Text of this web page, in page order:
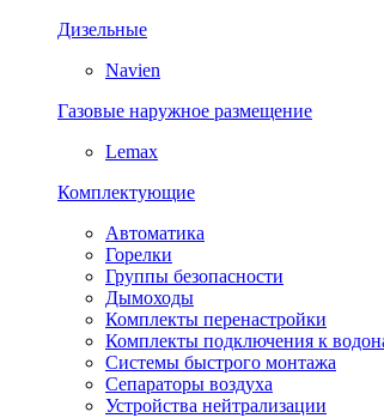
Дизельные
Navien
Газовые наружное размещение
Lemax
Комплектующие
Автоматика
Горелки
Группы безопасности
Дымоходы
Комплекты перенастройки
Комплекты подключения к
Системы быстрого монтажа
Сепараторы воздуха
Устройства нейтрализации